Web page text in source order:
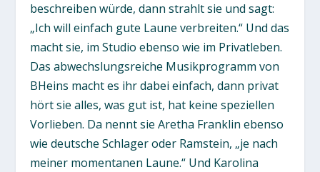
beschreiben würde, dann strahlt sie und sagt:
„Ich will einfach gute Laune verbreiten.“ Und das
macht sie, im Studio ebenso wie im Privatleben.
Das abwechslungsreiche Musikprogramm von
BHeins macht es ihr dabei einfach, dann privat
hört sie alles, was gut ist, hat keine speziellen
Vorlieben. Da nennt sie Aretha Franklin ebenso
wie deutsche Schlager oder Ramstein, „je nach
meiner momentanen Laune.“ Und Karolina